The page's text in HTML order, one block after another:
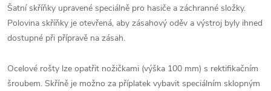
Šatní skříňky upravené speciálně pro hasiče a záchranné složky.
Polovina skříňky je otevřená, aby zásahový oděv a výstroj byly ihned
dostupné při přípravě na zásah.
Ocelové rošty lze opatřit nožičkami (výška 100 mm) s rektifikačním
šroubem. Skříně je možno za příplatek vybavit speciálním sklopným